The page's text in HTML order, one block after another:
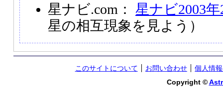
星ナビ.com： 星ナビ2003
星の相互現象を見よう）
このサイトについて お問い合わせ
個人情
Copyright ©